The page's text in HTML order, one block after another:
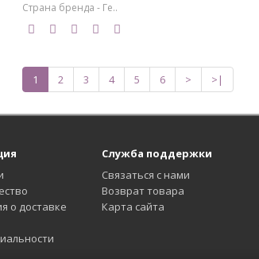
Страна бренда - Ге..
1 2 3 4 5 6 > >|
о доставке
Служба поддержки
Связаться с нами
Возврат товара
Карта сайта